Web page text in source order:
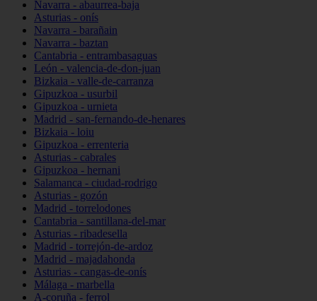
Navarra - abaurrea-baja
Asturias - onís
Navarra - barañain
Navarra - baztan
Cantabria - entrambasaguas
León - valencia-de-don-juan
Bizkaia - valle-de-carranza
Gipuzkoa - usurbil
Gipuzkoa - urnieta
Madrid - san-fernando-de-henares
Bizkaia - loiu
Gipuzkoa - errenteria
Asturias - cabrales
Gipuzkoa - hernani
Salamanca - ciudad-rodrigo
Asturias - gozón
Madrid - torrelodones
Cantabria - santillana-del-mar
Asturias - ribadesella
Madrid - torrejón-de-ardoz
Madrid - majadahonda
Asturias - cangas-de-onís
Málaga - marbella
A-coruña - ferrol